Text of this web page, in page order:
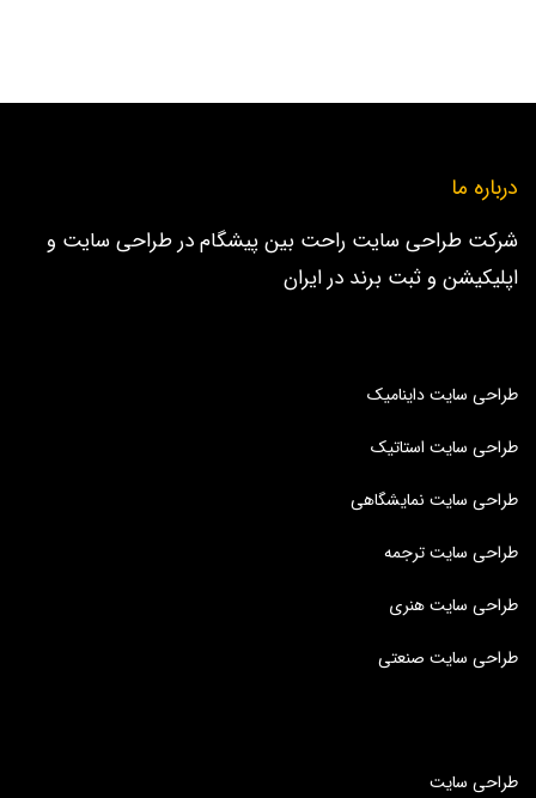
درباره ما
شرکت طراحی سایت راحت بین پیشگام در طراحی سایت و
اپلیکیشن و ثبت برند در ایران
طراحی سایت داینامیک
طراحی سایت استاتیک
طراحی سایت نمایشگاهی
طراحی سایت ترجمه
طراحی سایت هنری
طراحی سایت صنعتی
طراحی سایت